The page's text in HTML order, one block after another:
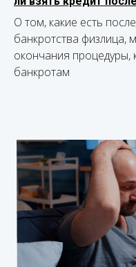
О том, какие есть
банкротства физлица,
окончания процедуры,
банкротам